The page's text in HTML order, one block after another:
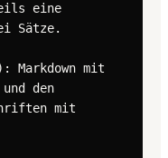
eine
Sätze.
Markdown mit
den
mit